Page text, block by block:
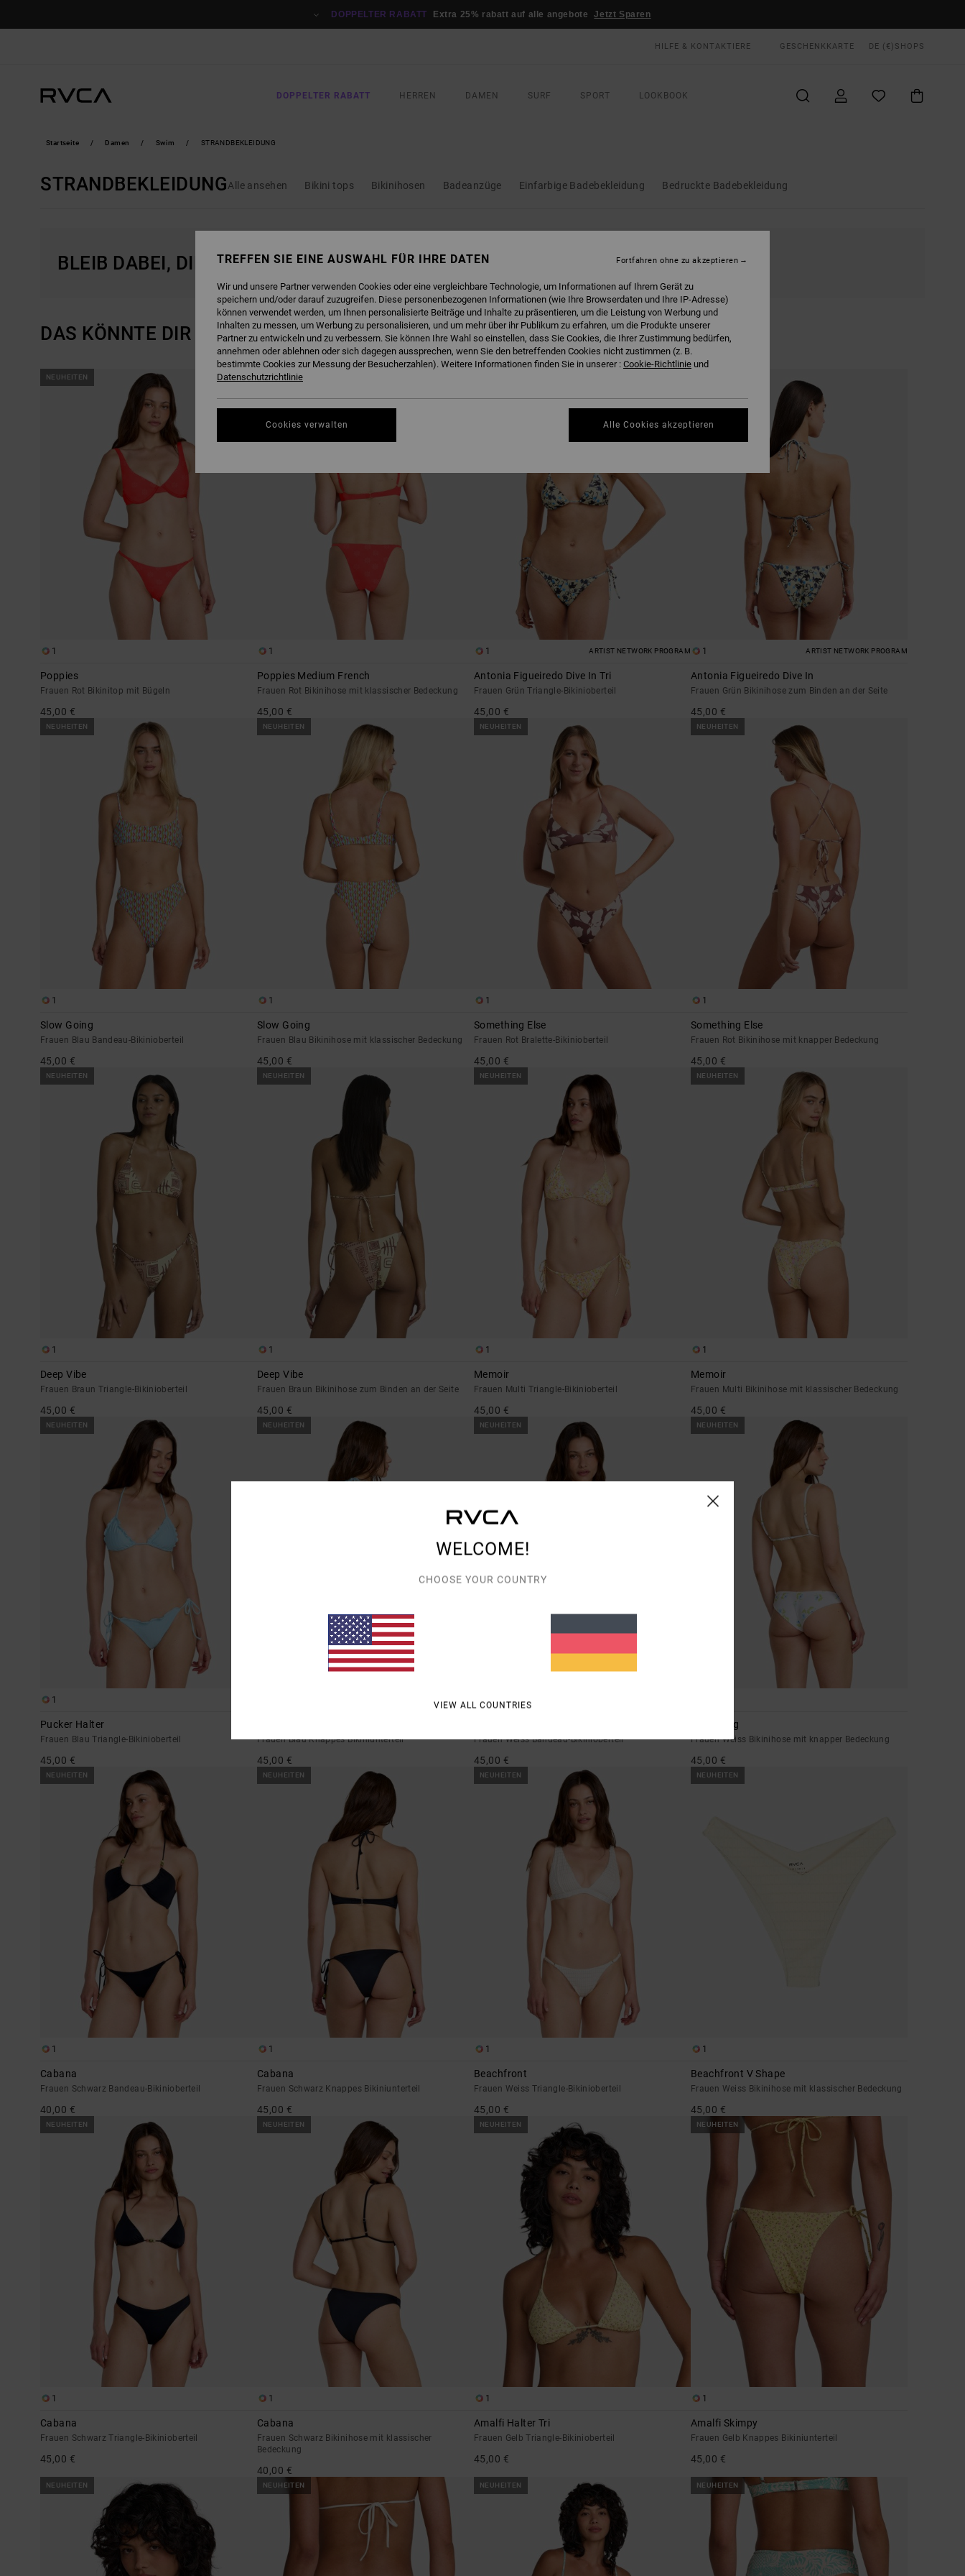
DOPPELTER RABATT Extra 25% rabatt auf alle angebote Jetzt Sparen
HILFE & KONTAKTIERE GESCHENKKARTE DE (€) SHOPS
DOPPELTER RABATT HERREN DAMEN SURF SPORT LOOKBOOK
Startseite Damen Swim STRANDBEKLEIDUNG
STRANDBEKLEIDUNGAlle ansehen Bikini tops Bikinihosen Badeanzüge Einfarbige Badebekleidung Bedruckte Badebekleidung
BLEIB DABEI, DIE PRODUKTE SIND BALD WIEDER DA
DAS KÖNNTE DIR AUCH GEFALLEN
DIREKT
ZU
ÜBERSPRINGEN
UND
NEUHEITEN
1
Poppies
Frauen Rot Bikinitop mit Bügeln
45,00 €
NEUHEITEN
1
Poppies Medium French
Frauen Rot Bikinihose mit klassischer Bedeckung
45,00 €
1 ARTIST NETWORK PROGRAM
Antonia Figueiredo Dive In Tri
Frauen Grün Triangle-Bikinioberteil
45,00 €
1 ARTIST NETWORK PROGRAM
Antonia Figueiredo Dive In
Frauen Grün Bikinihose zum Binden an der Seite
45,00 €
NEUHEITEN
1
Slow Going
Frauen Blau Bandeau-Bikinioberteil
45,00 €
NEUHEITEN
1
Slow Going
Frauen Blau Bikinihose mit klassischer Bedeckung
45,00 €
NEUHEITEN
1
Something Else
Frauen Rot Bralette-Bikinioberteil
45,00 €
NEUHEITEN
1
Something Else
Frauen Rot Bikinihose mit knapper Bedeckung
45,00 €
NEUHEITEN
1
Deep Vibe
Frauen Braun Triangle-Bikinioberteil
45,00 €
NEUHEITEN
1
Deep Vibe
Frauen Braun Bikinihose zum Binden an der Seite
45,00 €
NEUHEITEN
1
Memoir
Frauen Multi Triangle-Bikinioberteil
45,00 €
NEUHEITEN
1
Memoir
Frauen Multi Bikinihose mit klassischer Bedeckung
45,00 €
NEUHEITEN
1
Pucker Halter
Frauen Blau Triangle-Bikinioberteil
45,00 €
NEUHEITEN
Frauen Blau Knappes Bikiniunterteil
45,00 €
NEUHEITEN
1
Frauen Weiss Bandeau-Bikinioberteil
45,00 €
NEUHEITEN
Dream Big
Frauen Weiss Bikinihose mit knapper Bedeckung
45,00 €
NEUHEITEN
1
Cabana
Frauen Schwarz Bandeau-Bikinioberteil
40,00 €
NEUHEITEN
1
Cabana
Frauen Schwarz Knappes Bikiniunterteil
45,00 €
NEUHEITEN
1
Beachfront
Frauen Weiss Triangle-Bikinioberteil
45,00 €
NEUHEITEN
1
Beachfront V Shape
Frauen Weiss Bikinihose mit klassischer Bedeckung
45,00 €
NEUHEITEN
1
Cabana
Frauen Schwarz Triangle-Bikinioberteil
45,00 €
NEUHEITEN
1
Cabana
Frauen Schwarz Bikinihose mit klassischer
Bedeckung
40,00 €
NEUHEITEN
1
Amalfi Halter Tri
Frauen Gelb Triangle-Bikinioberteil
45,00 €
NEUHEITEN
1
Amalfi Skimpy
Frauen Gelb Knappes Bikiniunterteil
45,00 €
NEUHEITEN NEUHEITEN NEUHEITEN NEUHEITEN
WELCOME!
CHOOSE YOUR COUNTRY
VIEW ALL COUNTRIES
TREFFEN SIE EINE AUSWAHL FÜR IHRE DATEN
Wir und unsere Partner verwenden Cookies oder eine vergleichbare Technologie, um Informationen auf Ihrem Gerät zu
speichern und/oder darauf zuzugreifen. Diese personenbezogenen Informationen (wie Ihre Browserdaten und Ihre IP-Adresse)
können verwendet werden, um Ihnen personalisierte Beiträge und Inhalte zu präsentieren, um die Leistung von Werbung und
Inhalten zu messen, um Werbung zu personalisieren, und um mehr über ihr Publikum zu erfahren, um die Produkte unserer
Partner zu entwickeln und zu verbessern. Sie können Ihre Wahl so einstellen, dass Sie Cookies, die Ihrer Zustimmung bedürfen,
annehmen oder ablehnen oder sich dagegen aussprechen, wenn Sie den betreffenden Cookies nicht zustimmen (z. B.
bestimmte Cookies zur Messung der Besucherzahlen). Weitere Informationen finden Sie in unserer : Cookie-Richtlinie und
Datenschutzrichtlinie
Cookies verwalten
Fortfahren ohne zu akzeptieren
Alle Cookies akzeptieren